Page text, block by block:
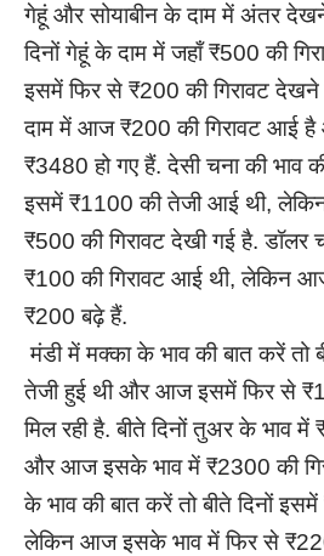
गेहूं और सोयाबीन के दाम में अंतर देखने
दिनों गेहूं के दाम में जहाँ ₹500 की
इसमें फिर से ₹200 की गिरावट देखने
दाम में आज ₹200 की गिरावट आई
₹3480 हो गए हैं. देसी चना की भाव
इसमें ₹1100 की तेजी आई थी,
₹500 की गिरावट देखी गई है. डॉलर
₹100 की गिरावट आई थी, लेकिन
₹200 बढ़े हैं.
मंडी में मक्का के भाव की बात करें तो
तेजी हुई थी और आज इसमें फिर से
मिल रही है. बीते दिनों तुअर के भाव
और आज इसके भाव में ₹2300 की
के भाव की बात करें तो बीते दिनों
लेकिन आज इसके भाव में फिर से